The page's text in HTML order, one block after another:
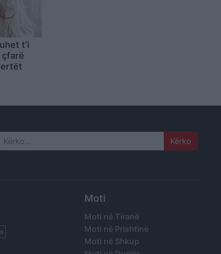
t’i
çfarë
Moti
Moti në Tiranë
Moti në Prishtinë
Moti në Shkup